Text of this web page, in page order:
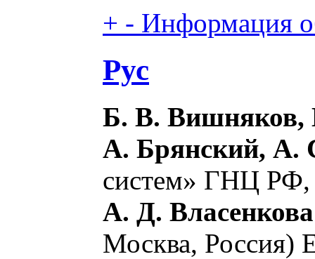
+ - Информация
Рус
Б. В. Вишняков,
А. Брянский, А.
систем» ГНЦ РФ,
А. Д. Власенкова
Москва, Россия)